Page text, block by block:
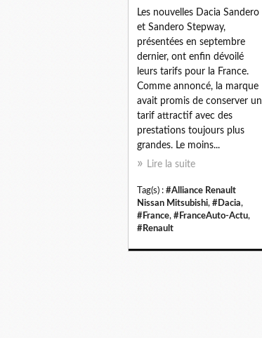
Les nouvelles Dacia Sandero
et Sandero Stepway,
présentées en septembre
dernier, ont enfin dévoilé
leurs tarifs pour la France.
Comme annoncé, la marque
avait promis de conserver un
tarif attractif avec des
prestations toujours plus
grandes. Le moins...
Lire la suite
Tag(s) : #Alliance Renault
Nissan Mitsubishi, #Dacia,
#France, #FranceAuto-Actu,
#Renault